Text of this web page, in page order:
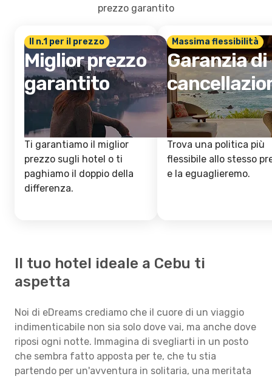
prezzo garantito
Il n.1 per il prezzo
Miglior prezzo
garantito
Ti garantiamo il miglior
prezzo sugli hotel o ti
paghiamo il doppio della
differenza.
Massima flessibilità
Garanzia di
Trova una politica più
flessibile allo stesso
e la eguaglieremo.
Il tuo hotel ideale a Cebu ti
aspetta
Noi di eDreams crediamo che il cuore di un viaggio
indimenticabile non sia solo dove vai, ma anche dove
riposi ogni notte. Immagina di svegliarti in un posto
che sembra fatto apposta per te, che tu stia
partendo per un'avventura in solitaria, una meritata